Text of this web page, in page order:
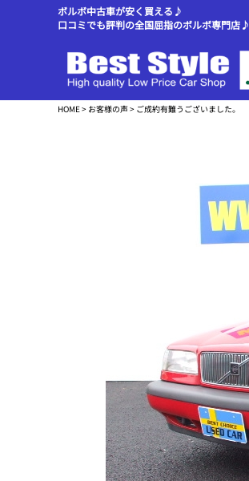
ボルボ中古車が安く買える♪
口コミでも評判の全国屈指のボルボ専門店♪
HOME> お客様の声> ご成約有難うございました。